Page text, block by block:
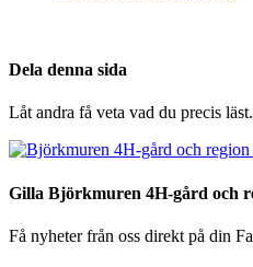
Dela denna sida
Låt andra få veta vad du precis
Gilla Björkmuren 4H-gård och
Få nyheter från oss direkt på din